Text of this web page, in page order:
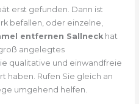
erst gefunden. Dann ist
befallen, oder einzelne,
entfernen Sallneckhat
angelegtes
qualitative und einwandfreie
haben. Rufen Sie gleich an
umgehend helfen.